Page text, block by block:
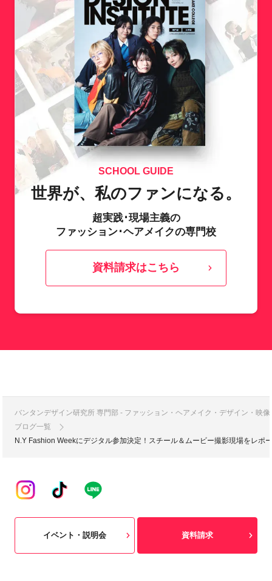
SCHOOL GUIDE
世界が、私のファンになる。
超実践･現場主義の
ファッション･ヘアメイクの専門校
資料請求はこちら
バンタンデザイン研究所 専門部 - ファッション・ヘアメイク・デザイン・映
ブログ一覧
N.Y Fashion Weekにデジタル参加決定！スチール＆ムービー撮影現場をレ
イベント・説明会 資料請求